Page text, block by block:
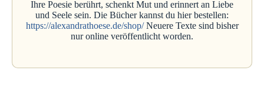
Ihre Poesie berührt, schenkt Mut und erinnert an Liebe
und Seele sein. Die Bücher kannst du hier bestellen:
https://alexandrathoese.de/shop/Neuere Texte sind bisher
nur online veröffentlicht worden.